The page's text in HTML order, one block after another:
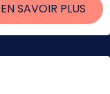
EN SAVOIR PLUS